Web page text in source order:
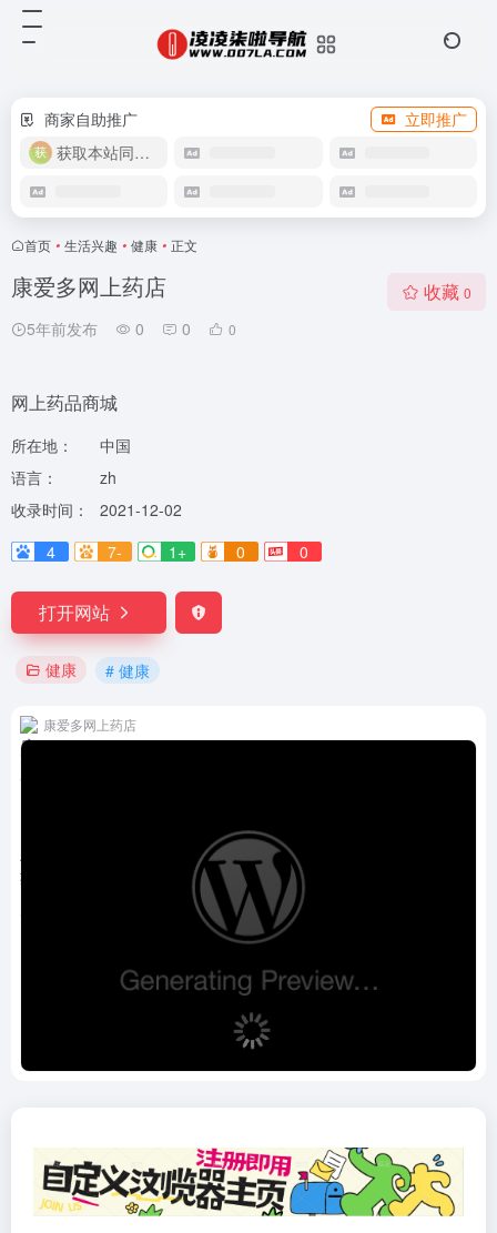
商家自助推广
立即推广
获取本站同款主题
首页 • 生活兴趣 • 健康 • 正文
康爱多网上药店
5年前发布 0 0 0
收藏 0
网上药品商城
所在地：
中国
语言：
zh
收录时间：
2021-12-02
4
7- 1+ 0 0
打开网站
健康 # 健康
康爱多网上药店